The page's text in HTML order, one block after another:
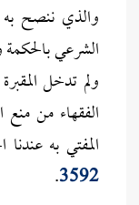
والذي ننصح
الشرعي
ولم تدخل
الفقهاء من منع
المفتي به
3592
.